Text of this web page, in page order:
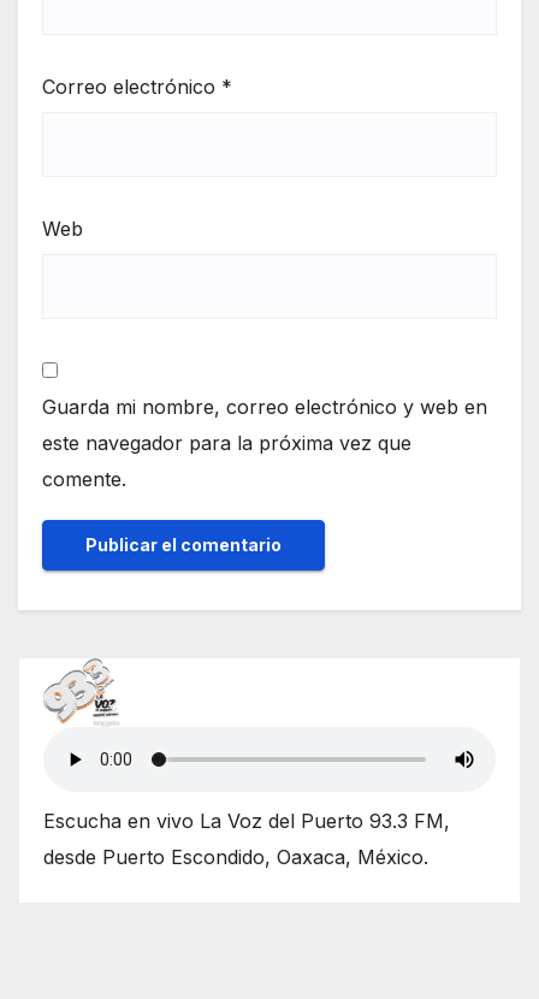
Correo electrónico *
Web
Guarda mi nombre, correo electrónico y web en
este navegador para la próxima vez que
comente.
Escucha en vivo La Voz del Puerto 93.3 FM,
desde Puerto Escondido, Oaxaca, México.